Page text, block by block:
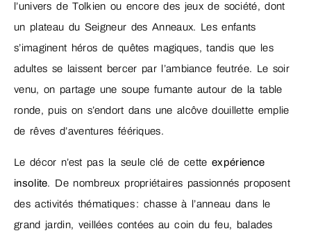
l’univers de Tolkien ou encore des jeux de société, dont
un plateau du Seigneur des Anneaux. Les enfants
s’imaginent héros de quêtes magiques, tandis que les
adultes se laissent bercer par l’ambiance feutrée. Le soir
venu, on partage une soupe fumante autour de la table
ronde, puis on s’endort dans une alcôve douillette emplie
de rêves d’aventures féériques.
Le décor n’est pas la seule clé de cetteexpérience
insolite. De nombreux propriétaires passionnés proposent
des activités thématiques : chasse à l’anneau dans le
grand jardin, veillées contées au coin du feu, balades